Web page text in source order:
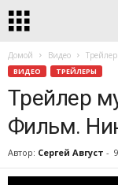
Домой Видео
ВИДЕО ТРЕЙЛЕРЫ
Трейлер
Фильм.
Автор: Сергей Август -